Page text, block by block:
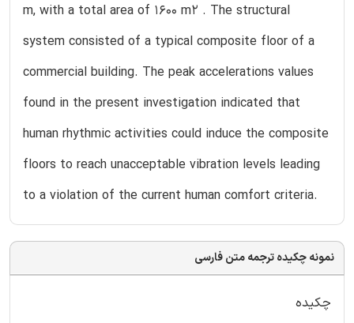
m, with a total area of 1600 m2 . The structural
system consisted of a typical composite floor of a
commercial building. The peak accelerations values
found in the present investigation indicated that
human rhythmic activities could induce the composite
floors to reach unacceptable vibration levels leading
to a violation of the current human comfort criteria.
نمونه چکیده ترجمه متن فارسی
چکیده